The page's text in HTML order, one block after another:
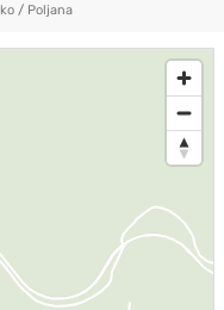
/ Poljana